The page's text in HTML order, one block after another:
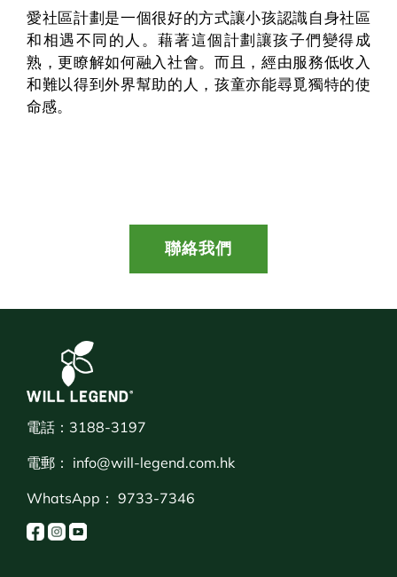
愛社區計劃是一個很好的方式讓小孩認識自身社區
和相遇不同的人。藉著這個計劃讓孩子們變得成
熟，更瞭解如何融入社會。而且，經由服務低收入
和難以得到外界幫助的人，孩童亦能尋覓獨特的使
命感。
聯絡我們
電話：3188-3197
電郵： info@will-legend.com.hk
WhatsApp： 9733-7346